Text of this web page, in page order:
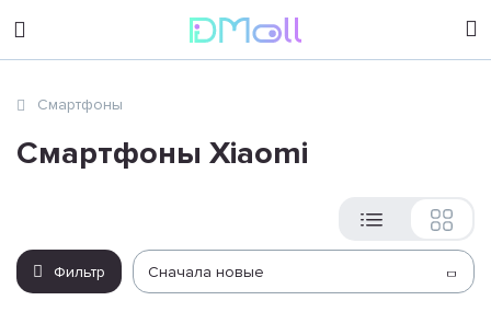
sales@dimoll.ru
Смартфоны
Смартфоны Xiaomi
Фильтр Сначала новые